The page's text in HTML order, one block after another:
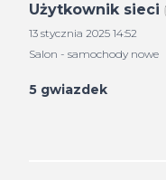
Użytkownik sieci
13 stycznia 2025 14:52
Salon - samochody nowe
5 gwiazdek